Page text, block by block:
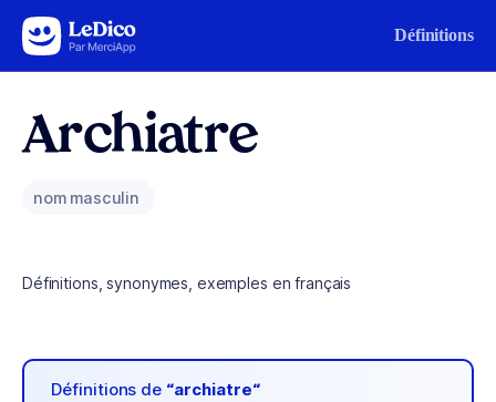
Aller au contenu Définitions
Archiatre
nom masculin
Définitions, synonymes, exemples en français
Définitions de “archiatre“